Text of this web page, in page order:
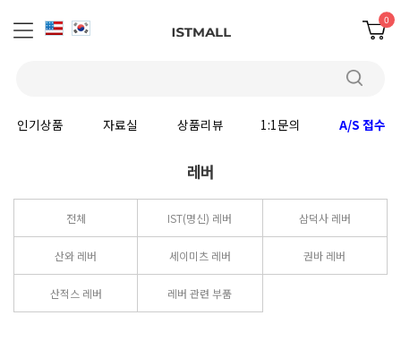
0
인기상품 자료실 상품리뷰 1:1문의 A/S 접수
레버
전체 IST(명신) 레버 삼덕사 레버
산와 레버 세이미츠 레버 권바 레버
산적스 레버 레버 관련 부품